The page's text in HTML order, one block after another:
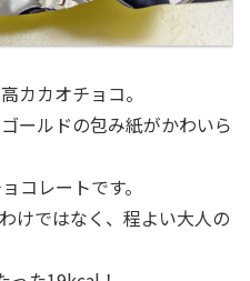
カカオチョコ。
ールドの包み紙がかわいら
コレートです。
けではなく、程よい大人の